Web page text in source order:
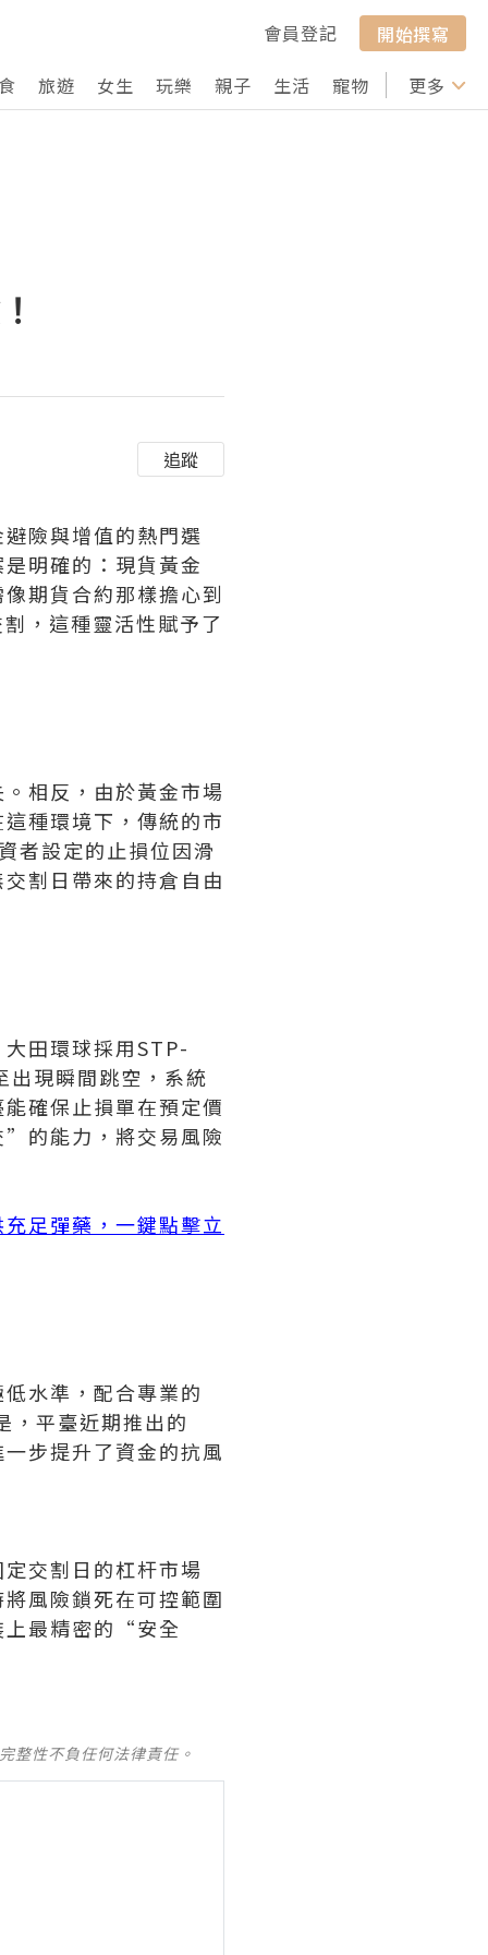
會員登記
開始撰寫
旅遊 女生 玩樂 親子 生活 寵物 行山 打卡
更多
追蹤
險與增值的熱門選
明確的：現貨黃金
期貨合約那樣擔心到
，這種靈活性賦予了
相反，由於黃金市場
種環境下，傳統的市
者設定的止損位因滑
割日帶來的持倉自由
田環球採用STP-
現瞬間跳空，系統
確保止損單在預定價
的能力，將交易風險
足彈藥，一鍵點擊立
水準，配合專業的
，平臺近期推出的
步提升了資金的抗風
交割日的杠杆市場
風險鎖死在可控範圍
上最精密的“安全
整性不負任何法律責任。